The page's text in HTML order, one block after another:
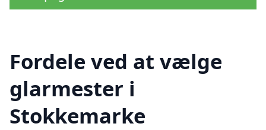
Fordele ved at vælge
glarmester i
Stokkemarke